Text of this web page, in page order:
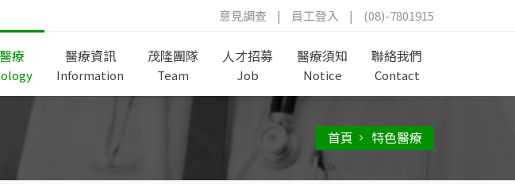
意見調查 | 員工登入 | (08)-7801915
療 醫療資訊
Information
茂隆團隊
Team
人才招募
Job
醫療須知
Notice
聯絡我們
Contact
首頁 特色醫療